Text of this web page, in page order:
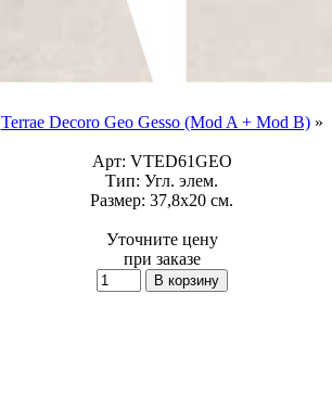
Terrae Decoro Geo Gesso (Mod A + Mod B)»
Арт: VTED61GEO
Тип: Угл. элем.
Размер: 37,8x20 см.
Уточните цену
при заказе